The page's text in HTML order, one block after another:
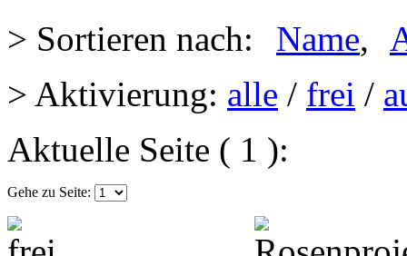
> Sortieren nach: Name,
> Aktivierung: alle / frei /
Aktuelle Seite ( 1 ):
Gehe zu Seite: